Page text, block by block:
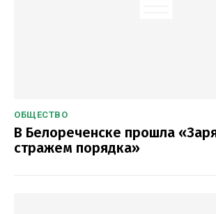
ОБЩЕСТВО
В Белореченске прошла
стражем порядка»